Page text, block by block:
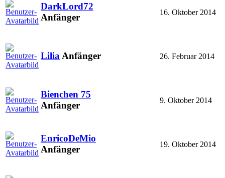
DarkLord72
Anfänger
16. Oktober 2014
LiliaAnfänger 26. Februar 2014
Bienchen 75
Anfänger
9. Oktober 2014
EnricoDeMio
Anfänger
19. Oktober 2014